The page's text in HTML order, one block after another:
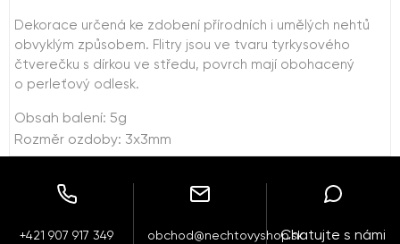
Dekorace určená ke zdobení přírodních i umělých nehtů
obvyklým způsobem. Flitry jsou ve tvaru tyrkysového
čtverečku s dírkou ve středu, povrch mají obohacený
o perleťový odlesk.
Obsah balení: 5g
Rozměr ozdoby: 3x3mm
+421 907 917 349 obchod@nechtovyshop.skChatujte s námi